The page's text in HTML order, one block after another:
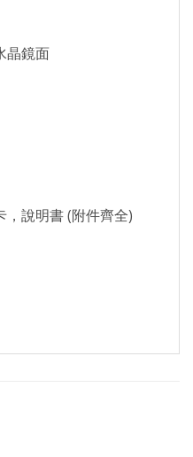
晶鏡面
，說明書 (附件齊全)